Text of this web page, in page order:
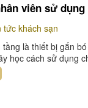
viên sử
tức khách sạn
là thiết bị gắn
học cách sử dụng